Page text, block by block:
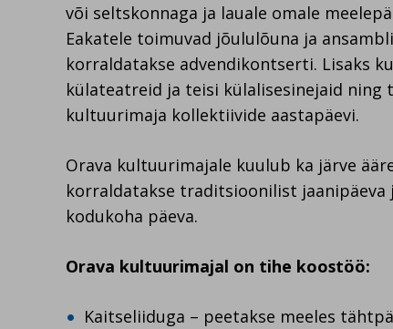
või seltskonnaga ja lauale omale
Eakatele toimuvad jõululõuna ja
korraldatakse advendikontserti. Lisaks
külateatreid ja teisi külalisesinejaid ning
kultuurimaja kollektiivide aastapäevi.
Orava kultuurimajale kuulub ka järve
korraldatakse traditsioonilist jaanipäeva
kodukoha päeva.
Orava kultuurimajal on tihe koostöö:
Kaitseliiduga – peetakse meeles